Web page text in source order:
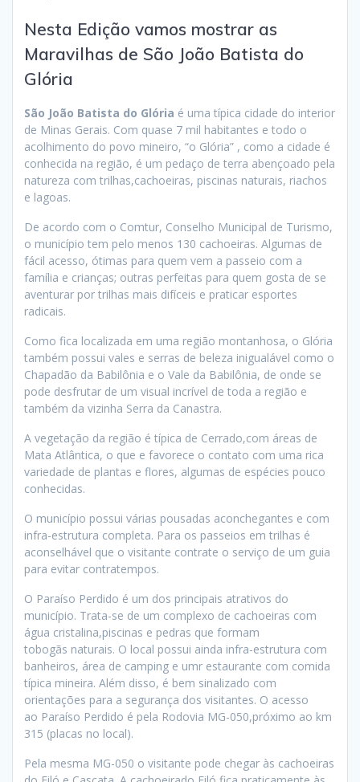
Nesta Edição vamos mostrar as
Maravilhas de São João Batista do
Glória
São João Batista do Glória é uma típica cidade do interior
de Minas Gerais. Com quase 7 mil habitantes e todo o
acolhimento do povo mineiro, “o Glória” , como a cidade é
conhecida na região, é um pedaço de terra abençoado pela
natureza com trilhas,cachoeiras, piscinas naturais, riachos
e lagoas.
De acordo com o Comtur, Conselho Municipal de Turismo,
o município tem pelo menos 130 cachoeiras. Algumas de
fácil acesso, ótimas para quem vem a passeio com a
família e crianças; outras perfeitas para quem gosta de se
aventurar por trilhas mais difíceis e praticar esportes
radicais.
Como fica localizada em uma região montanhosa, o Glória
também possui vales e serras de beleza inigualável como o
Chapadão da Babilônia e o Vale da Babilônia, de onde se
pode desfrutar de um visual incrível de toda a região e
também da vizinha Serra da Canastra.
A vegetação da região é típica de Cerrado,com áreas de
Mata Atlântica, o que e favorece o contato com uma rica
variedade de plantas e flores, algumas de espécies pouco
conhecidas.
O município possui várias pousadas aconchegantes e com
infra-estrutura completa. Para os passeios em trilhas é
aconselhável que o visitante contrate o serviço de um guia
para evitar contratempos.
O Paraíso Perdido é um dos principais atrativos do
município. Trata-se de um complexo de cachoeiras com
água cristalina,piscinas e pedras que formam
tobogãs naturais. O local possui ainda infra-estrutura com
banheiros, área de camping e umr estaurante com comida
típica mineira. Além disso, é bem sinalizado com
orientações para a segurança dos visitantes. O acesso
ao Paraíso Perdido é pela Rodovia MG-050,próximo ao km
315 (placas no local).
Pela mesma MG-050 o visitante pode chegar às cachoeiras